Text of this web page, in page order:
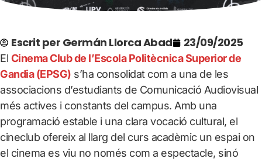
Escrit per Germán Llorca Abad 23/09/2025
El Cinema Club de l’Escola Politècnica Superior de
Gandia (EPSG) s’ha consolidat com a una de les
associacions d’estudiants de Comunicació Audiovisual
més actives i constants del campus. Amb una
programació estable i una clara vocació cultural, el
cineclub ofereix al llarg del curs acadèmic un espai on
el cinema es viu no només com a espectacle, sinó